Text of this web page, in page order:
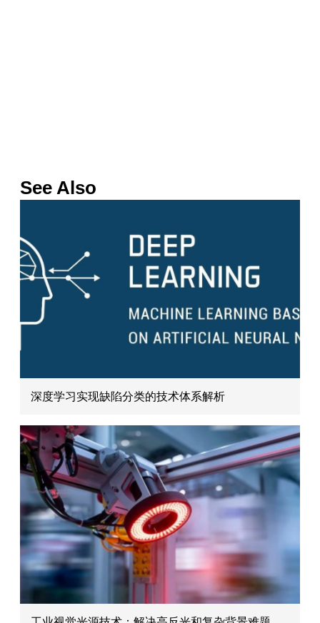
See Also
深度学习实现缺陷分类的技术体系解析